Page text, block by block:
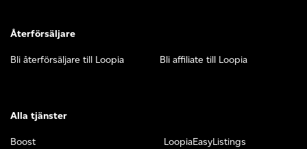
Återförsäljare
Bli återförsäljare till Loopia Bli affiliate till Loopia
Alla tjänster
Boost
LoopiaEasyListings